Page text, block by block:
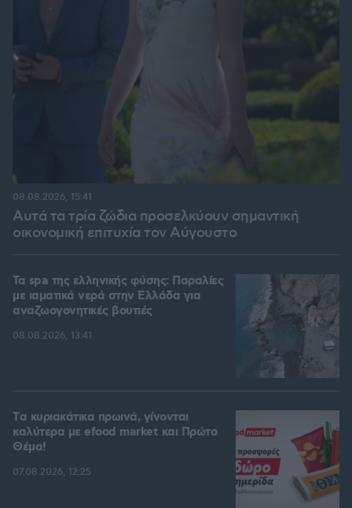
Αυτά τα τρία ζώδια προσελκύουν σημαντική
οικονομική επιτυχία τον Αύγουστο
08.08.2026, 15:41
Τα spa της ελληνικής φύσης: Παραλίες
με ιαματικά νερά στην Ελλάδα για
αναζωογονητικές βουτιές
08.08.2026, 13:41
Tα κυριακάτικα πρωινά, γίνονται
καλύτερα με efood market και Πρώτο
Θέμα!
07.08.2026, 12:25